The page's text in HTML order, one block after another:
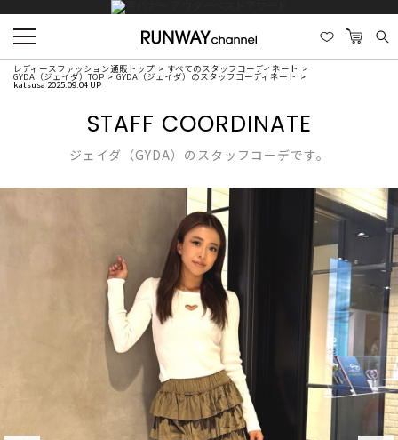
レディースファッション通販トップ すべてのスタッフコーディネート
GYDA（ジェイダ）TOP GYDA（ジェイダ）のスタッフコーディネート
katsusa 2025.09.04 UP
STAFF COORDINATE
ジェイダ（GYDA）のスタッフコーデです。